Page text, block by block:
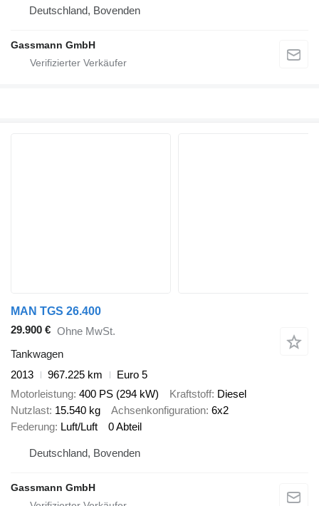
Deutschland, Bovenden
Gassmann GmbH
MAN TGS 26.400
29.900 € Ohne MwSt.
Tankwagen
2013
967.225 km
Euro 5
Motorleistung 400 PS (294 kW) Kraftstoff Diesel
Nutzlast 15.540 kg Achsenkonfiguration 6x2
Federung Luft/Luft 0 Abteil
Deutschland, Bovenden
Gassmann GmbH